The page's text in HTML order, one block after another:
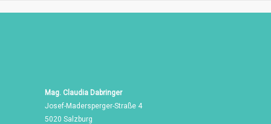
Mag. Claudia Dabringer
Josef-Madersperger-Straße 4
5020 Salzburg